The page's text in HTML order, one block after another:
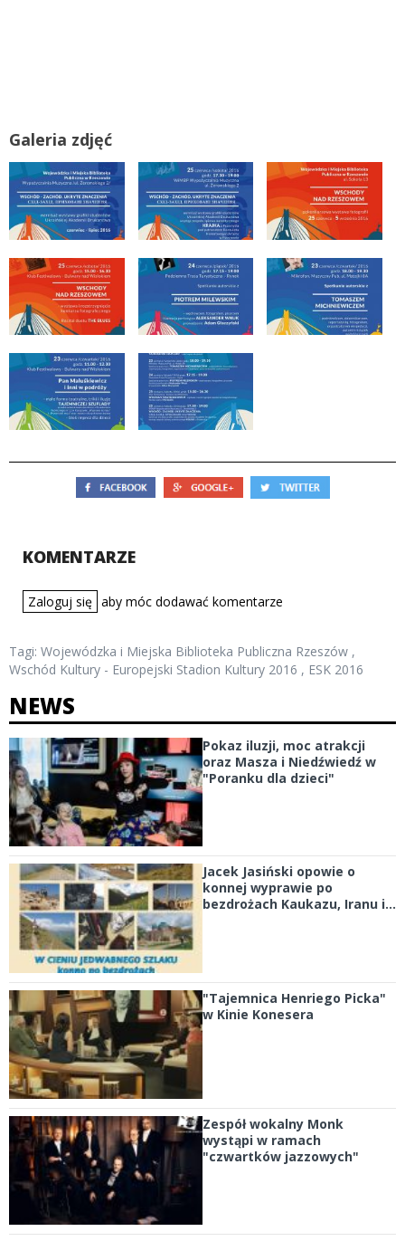
Galeria zdjęć
KOMENTARZE
Zaloguj się aby móc dodawać komentarze
Tagi: Wojewódzka i Miejska Biblioteka Publiczna Rzeszów ,
Wschód Kultury - Europejski Stadion Kultury 2016 , ESK 2016
NEWS
Pokaz iluzji, moc atrakcji
oraz Masza i Niedźwiedź w
"Poranku dla dzieci"
Jacek Jasiński opowie o
konnej wyprawie po
bezdrożach Kaukazu, Iranu i...
"Tajemnica Henriego Picka"
w Kinie Konesera
Zespół wokalny Monk
wystąpi w ramach
"czwartków jazzowych"